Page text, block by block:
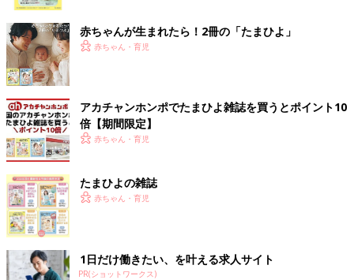
――今後も1人ひとりと向き合う時間は続けていこうと考えてい
ますか？
杏 お留守番の子どもをみてくれる方の存在ありきですが、今後
も続けていけたらいいなと思っています。でも、思春期にさしか
かると状況も変わるかもしれません。今はひとまず、歯医者や病
院の前後などで、ちょっとお茶したりごはんを食べたりという機
会はつくっていきたいと思っています。
忙しい毎日の中でも自分の趣味時間もしっかりつく
る
――お仕事でしばらく子どもたちと離れるとき、必ずしているこ
とがあれば教えてください。
赤ちゃんが生まれたら！2冊の「たまひよ」
赤ちゃん・育児
アカチャンホンポでたまひよ雑誌を買うとポイント10
倍【期間限定】
赤ちゃん・育児
たまひよの雑誌
赤ちゃん・育児
1日だけ働きたい、を叶える求人サイト
PR(ショットワークス)